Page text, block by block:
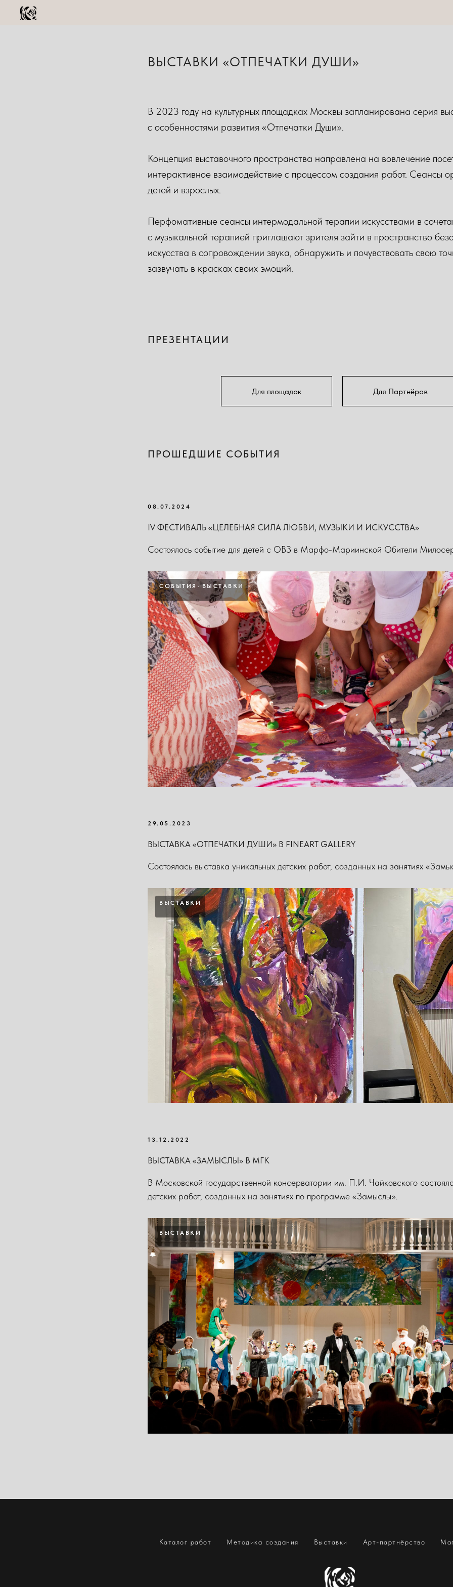
ВЫСТАВКИ «ОТПЕЧАТКИ ДУШИ»‎‎
В 2023 году на культурных площадках Москвы запланирована серия
с особенностями развития «‎Отпечатки Души».
Концепция выставочного пространства направлена на вовлечение
интерактивное взаимодействие с процессом создания работ. Сеансы
детей и взрослых.
Перфомативные сеансы интермодальной терапии искусствами в
с музыкальной терапией приглашают зрителя зайти в пространство
искусства в сопровождении звука, обнаружить и почувствовать свою
зазвучать в красках своих эмоций.
ПРЕЗЕНТАЦИИ
Для площадок Для Партнёров
ПРОШЕДШИЕ СОБЫТИЯ
08.07.2024
IV ФЕСТИВАЛЬ «ЦЕЛЕБНАЯ СИЛА ЛЮБВИ, МУЗЫКИ И ИСКУССТВА»
Состоялось событие для детей с ОВЗ в Марфо-Мариинской Обители
СОБЫТИЯ ВЫСТАВКИ
29.05.2023
ВЫСТАВКА «ОТПЕЧАТКИ ДУШИ» В FINEART GALLERY
Состоялась выставка уникальных детских работ, созданных на занятиях
ВЫСТАВКИ
13.12.2022
ВЫСТАВКА «‎ЗАМЫСЛЫ» В МГК
В Московской государственной консерватории им. П.И. Чайковского
детских работ, созданных на занятиях по программе «Замыслы».
ВЫСТАВКИ
Каталог работ Методика создания Выставки Арт-партнёрство